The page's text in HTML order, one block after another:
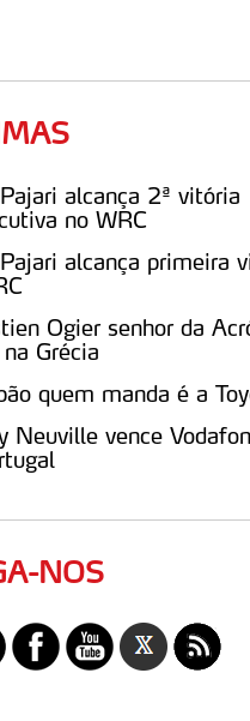
alcança 2ª vitória
no WRC
alcança primeira
Ogier senhor da
Grécia
quem manda é a
Neuville vence
NOS